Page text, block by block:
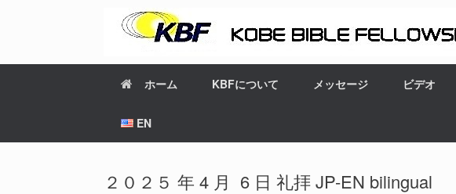
ホーム KBFについて メッセージ ビデオ
EN
２０２５ 年 4 月 6 日 礼拝 JP-EN bilingual